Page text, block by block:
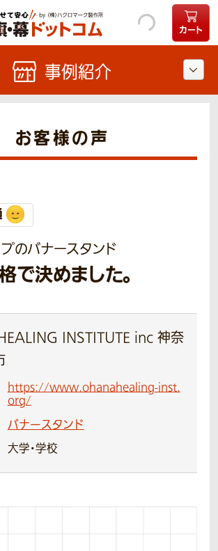
カート
お客様の声
のバナースタンド
で決めました。
INSTITUTE inc 神奈
https://www.ohanahealing-inst.
org/
バナースタンド
大学・学校
事例紹介